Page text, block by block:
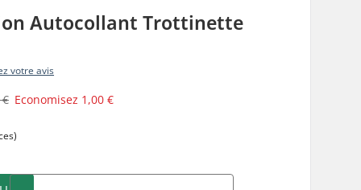
Autocollant Trottinette
votre avis
€ Economisez 1,00 €